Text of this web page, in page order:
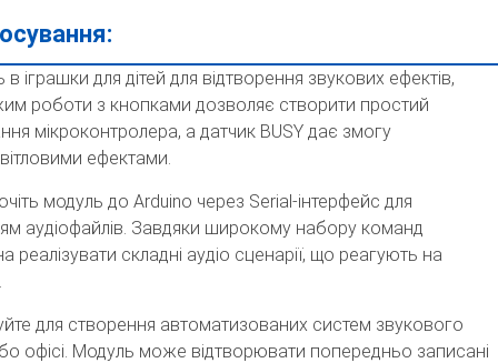
іграшки для дітей для відтворення звукових ефектів,
роботи з кнопками дозволяє створити простий
мікроконтролера, а датчик BUSY дає змогу
ефектами.
модуль до Arduino через Serial-інтерфейс для
аудіофайлів. Завдяки широкому набору команд
реалізувати складні аудіо сценарії, що реагують на
для створення автоматизованих систем звукового
офісі. Модуль може відтворювати попередньо записані